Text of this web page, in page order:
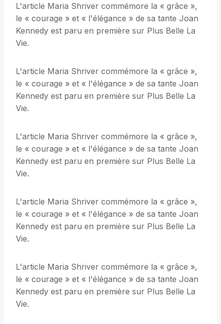
L'article Maria Shriver commémore la « grâce »,
le « courage » et « l'élégance » de sa tante Joan
Kennedy est paru en première sur Plus Belle La
Vie.
L'article Maria Shriver commémore la « grâce »,
le « courage » et « l'élégance » de sa tante Joan
Kennedy est paru en première sur Plus Belle La
Vie.
L'article Maria Shriver commémore la « grâce »,
le « courage » et « l'élégance » de sa tante Joan
Kennedy est paru en première sur Plus Belle La
Vie.
L'article Maria Shriver commémore la « grâce »,
le « courage » et « l'élégance » de sa tante Joan
Kennedy est paru en première sur Plus Belle La
Vie.
L'article Maria Shriver commémore la « grâce »,
le « courage » et « l'élégance » de sa tante Joan
Kennedy est paru en première sur Plus Belle La
Vie.